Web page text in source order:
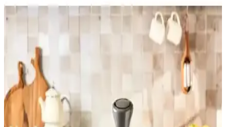
Performans, Tasarım ve Kullanıcı Yorumları
İki Arnica mikser ve blender setinin detaylı karşılaştırmasıyla
performans, tasarım ve kullanıcı geri bildirimlerini keşfedin. Hangi
ürün sizin için daha uygun?
Beko Rhb 2910 M Mavi 1000 W Çok Fonksiyonlu
Blender Seti Günlük Mutfak Kullanımı İçin
Beko Rhb 2910 M, 1000 W gücü ve çok fonksiyonlu tasarımıyla
mutfakta pratiklik sağlar, dayanıklı malzemeleri ve kullanışlı
aksesuarlarıyla öne çıkar.